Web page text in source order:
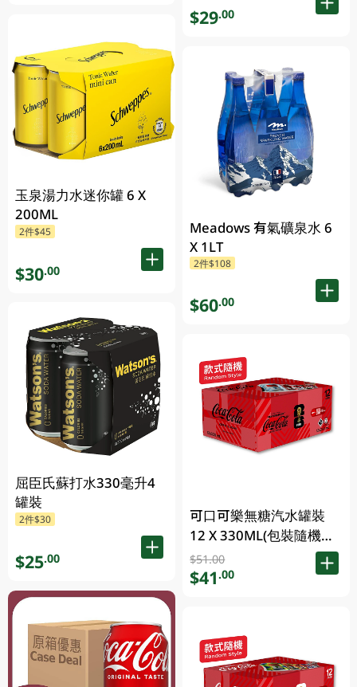
玉泉湯力水迷你罐 6 X
200ML
2件$45
$30.00
屈臣氏蘇打水330毫升4
罐裝
2件$30
$25.00
$29.00
Meadows 有氣礦泉水 6
X 1LT
2件$108
$60.00
可口可樂無糖汽水罐裝
12 X 330ML(包裝隨機發
送)
$51.00
$41.00